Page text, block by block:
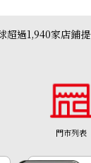
Emerald brooch
收購參考價格
超過1,940家店鋪
門市列表